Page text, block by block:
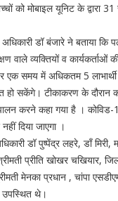
को मोबाइल यूनिट के द्वारा 31
डॉ बंजारे ने बताया कि
वाले व्यक्तियों व कार्यकर्ताओं
एक समय में अधिकतम 5
सकेंगे। टीकाकरण के दौरान
करने कहा गया है ।
दिया जाएगा ।
डॉ पुष्पेंद्र लहरे, डाँ मिरी,
प्रीति खोखर चखियार,
मेनका प्रधान , चांपा
उपस्थित थे।